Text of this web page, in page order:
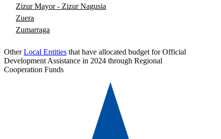
Zizur Mayor - Zizur Nagusia
Zuera
Zumarraga
OtherLocal Entities that have allocated budget for Official
Development Assistance in 2024 through Regional
Cooperation Funds